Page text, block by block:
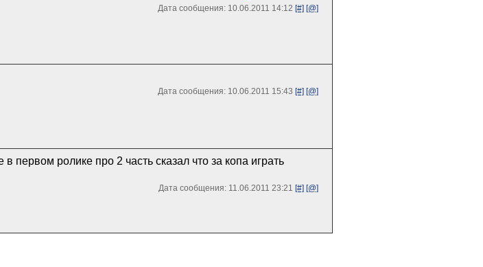
Дата сообщения: 10.06.2011 14:12 [#] [@]
Дата сообщения: 10.06.2011 15:43 [#] [@]
в первом ролике про 2 часть сказал что за копа играть
Дата сообщения: 11.06.2011 23:21 [#] [@]